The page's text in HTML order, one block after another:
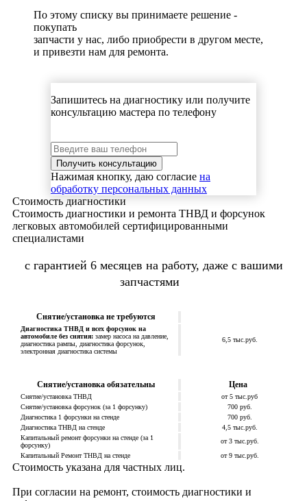
Запишитесь на диагностику или получите
консультацию мастера по телефону
Нажимая кнопку, даю согласие на
обработку персональных данных
По этому списку вы принимаете решение -
покупать
запчасти у нас, либо приобрести в другом месте,
и привезти нам для ремонта.
Стоимость диагностики
Стоимость диагностики и ремонта ТНВД и форсунок
легковых автомобилей сертифицированными
специалистами
с гарантией 6 месяцев на работу, даже с вашими
запчастями
Снятие/установка не требуются
Диагностика ТНВД и всех форсунок на
автомобиле без снятия: замер насоса на давление,
диагностика рампы, диагностика форсунок,
электронная диагностика системы
6,5 тыс.руб.
Снятие/установка обязательны Цена
Снятие/установка ТНВД
от 5 тыс.руб
Снятие/установка форсунок (за 1 форсунку)
700 руб.
Диагностика 1 форсунки на стенде
700 руб.
Диагностика ТНВД на стенде
4,5 тыс.руб.
Капитальный ремонт форсунки на стенде (за 1
форсунку)
от 3 тыс.руб.
Капитальный Ремонт ТНВД на стенде
от 9 тыс.руб.
Стоимость указана для частных лиц.
При согласии на ремонт, стоимость диагностики и